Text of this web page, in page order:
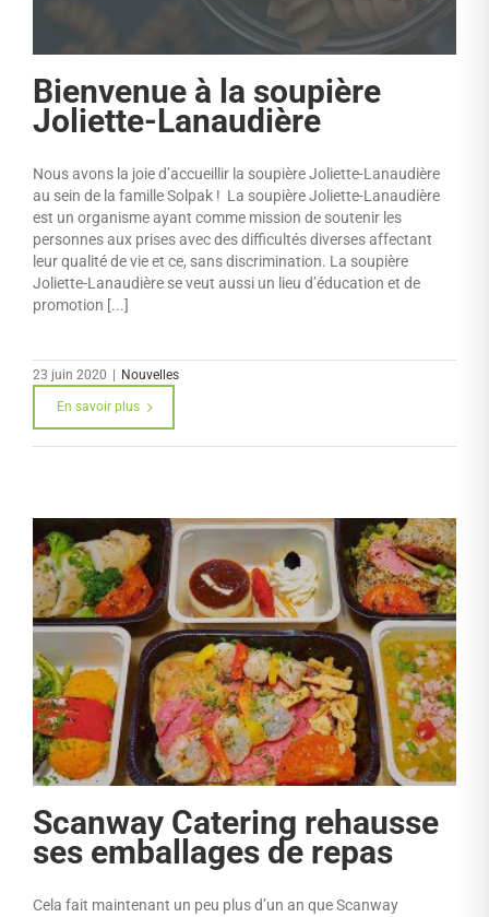
Bienvenue à la soupière
Joliette-Lanaudière
Nous avons la joie d’accueillir la soupière Joliette-Lanaudière
au sein de la famille Solpak ! La soupière Joliette-Lanaudière
est un organisme ayant comme mission de soutenir les
personnes aux prises avec des difficultés diverses affectant
leur qualité de vie et ce, sans discrimination. La soupière
Joliette-Lanaudière se veut aussi un lieu d’éducation et de
promotion [...]
23 juin 2020 Nouvelles
En savoir plus
Scanway Catering rehausse
ses emballages de repas
Cela fait maintenant un peu plus d’un an que Scanway